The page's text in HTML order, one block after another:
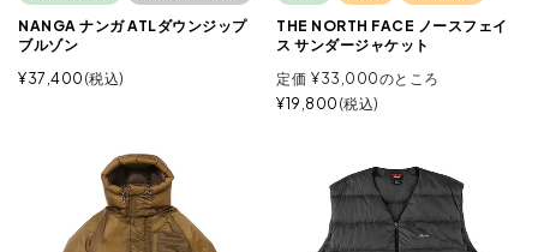
NANGA ナンガ ATLダウンジップ
ブルゾン
¥37,400 税込
THE NORTH FACE ノースフェイ
ス サンダージャケット
定価 ¥33,000のところ
¥19,800 税込